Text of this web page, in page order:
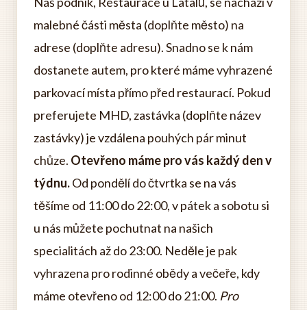
malebné části města (doplňte město) na
adrese (doplňte adresu). Snadno se k nám
dostanete autem, pro které máme vyhrazené
parkovací místa přímo před restaurací. Pokud
preferujete MHD, zastávka (doplňte název
zastávky) je vzdálena pouhých pár minut
chůze. Otevřeno máme pro vás každý den v
týdnu.Od pondělí do čtvrtka se na vás
těšíme od 11:00 do 22:00, v pátek a sobotu si
u nás můžete pochutnat na našich
specialitách až do 23:00. Neděle je pak
vyhrazena pro rodinné obědy a večeře, kdy
máme otevřeno od 12:00 do 21:00. Pro